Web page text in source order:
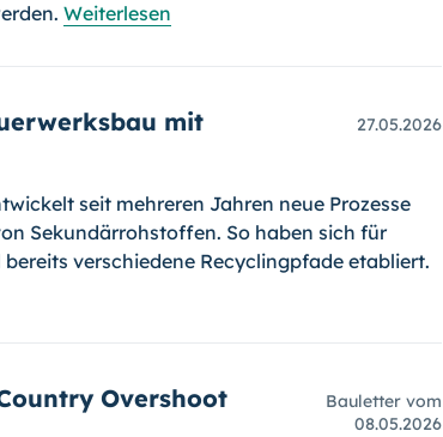
Weiterlesen
mit
27.05.2026
seit mehreren Jahren neue Prozesse
Sekundärrohstoffen. So haben sich für
verschiedene Recyclingpfade etabliert.
Overshoot
Bauletter vom
08.05.2026